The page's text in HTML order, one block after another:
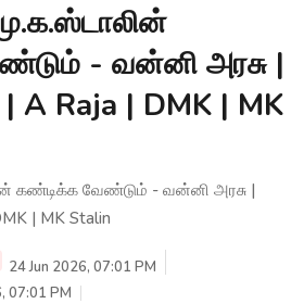
- வன்னி அரசு |
A Raja | DMK | MK
கண்டிக்க வேண்டும் - வன்னி அரசு |
| MK Stalin
24 Jun 2026, 07:01 PM
07:01 PM